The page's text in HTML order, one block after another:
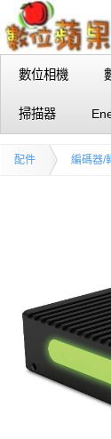
數位相機
掃描器
配件 編碼器/